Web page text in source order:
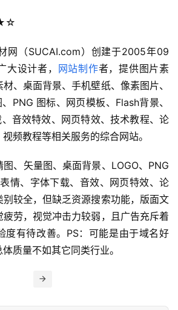
网（SUCAI.com）创建于2005年09
大设计者， 网站制作者，提供图片素
、桌面背景、手机壁纸、像素图片、
PNG 图标、网页模板、Flash背景、
音效特效、网页特效、技术教程、论
频教程等相关服务的综合网站。
、矢量图、桌面背景、LOGO、PNG
情、字体下载、音效、网页特效、论
较全，但缺乏资源搜索功能，版面文
劳，视觉冲击力较弱，且广告充斥着
度有待改善。PS：可能是由于域名好
质量不如其它同类行业。